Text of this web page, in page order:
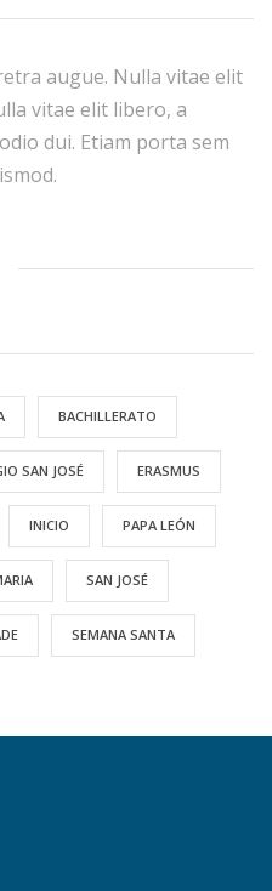
augue. Nulla vitae elit
vitae elit libero, a
dui. Etiam porta sem
BACHILLERATO
SAN JOSÉ ERASMUS
INICIO PAPA LEÓN
SAN JOSÉ
SEMANA SANTA